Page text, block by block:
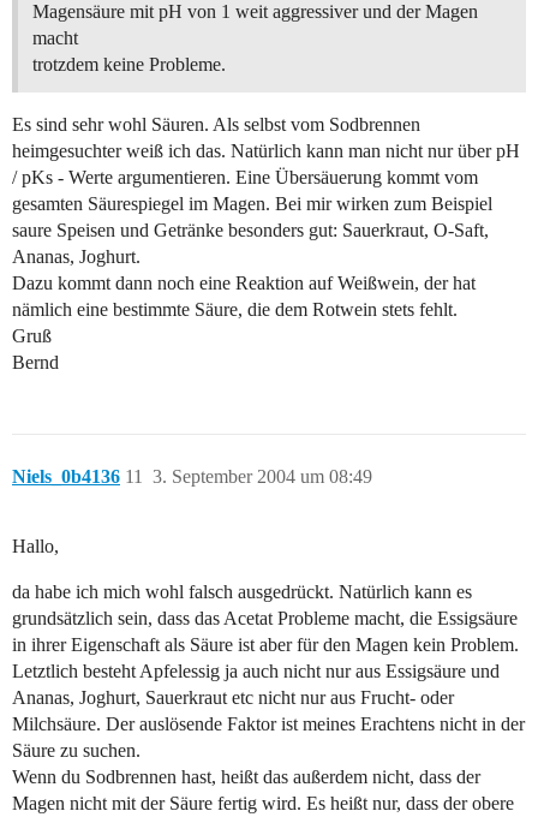
Magensäure mit pH von 1 weit aggressiver und der Magen
macht
trotzdem keine Probleme.
Es sind sehr wohl Säuren. Als selbst vom Sodbrennen
heimgesuchter weiß ich das. Natürlich kann man nicht nur über pH
/ pKs - Werte argumentieren. Eine Übersäuerung kommt vom
gesamten Säurespiegel im Magen. Bei mir wirken zum Beispiel
saure Speisen und Getränke besonders gut: Sauerkraut, O-Saft,
Ananas, Joghurt.
Dazu kommt dann noch eine Reaktion auf Weißwein, der hat
nämlich eine bestimmte Säure, die dem Rotwein stets fehlt.
Gruß
Bernd
Niels_0b4136 3. September 2004 um 08:49
11
Hallo,
da habe ich mich wohl falsch ausgedrückt. Natürlich kann es
grundsätzlich sein, dass das Acetat Probleme macht, die Essigsäure
in ihrer Eigenschaft als Säure ist aber für den Magen kein Problem.
Letztlich besteht Apfelessig ja auch nicht nur aus Essigsäure und
Ananas, Joghurt, Sauerkraut etc nicht nur aus Frucht- oder
Milchsäure. Der auslösende Faktor ist meines Erachtens nicht in der
Säure zu suchen.
Wenn du Sodbrennen hast, heißt das außerdem nicht, dass der
Magen nicht mit der Säure fertig wird. Es heißt nur, dass der obere